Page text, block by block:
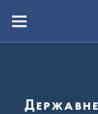
вмістуMenu